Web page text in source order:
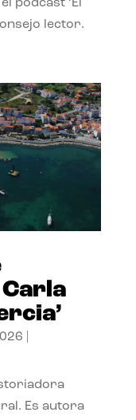
podcast ‘El
lector.
Es autora